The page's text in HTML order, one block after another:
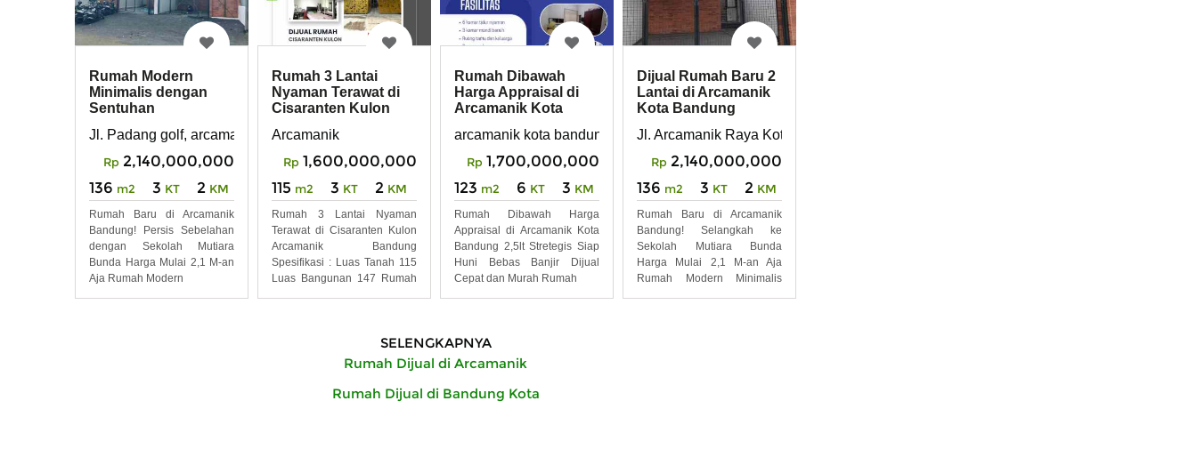
Rumah Modern
Minimalis dengan
Sentuhan
Element
Jl. Padang golf, arcamanik, Bandung
Rp 2,140,000,000
136 m2 3 KT 2 KM
Rumah Baru di Arcamanik
Bandung! Persis Sebelahan
dengan Sekolah Mutiara
Bunda Harga Mulai 2,1 M-an
Aja Rumah Modern
Rumah 3 Lantai
Nyaman Terawat di
Cisaranten Kulon
Arcamanik
Rp 1,600,000,000
115 m2 3 KT 2 KM
Rumah 3 Lantai Nyaman
Terawat di Cisaranten Kulon
Arcamanik Bandung
Spesifikasi : Luas Tanah 115
Luas Bangunan 147 Rumah
Rumah Dibawah
Harga Appraisal di
Arcamanik Kota
arcamanik kota bandung jawa barat
Rp 1,700,000,000
123 m2 6 KT 3 KM
Rumah Dibawah Harga
Appraisal di Arcamanik Kota
Bandung 2,5lt Stretegis Siap
Huni Bebas Banjir Dijual
Cepat dan Murah Rumah
Dijual Rumah Baru 2
Lantai di Arcamanik
Kota Bandung
Jl. Arcamanik Raya Kota Bandung
Rp 2,140,000,000
136 m2 3 KT 2 KM
Rumah Baru di Arcamanik
Bandung! Selangkah ke
Sekolah Mutiara Bunda
Harga Mulai 2,1 M-an Aja
Rumah Modern Minimalis
SELENGKAPNYA
Rumah Dijual di Arcamanik
Rumah Dijual di Bandung Kota